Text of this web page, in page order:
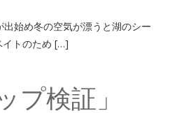
始め冬の空気が漂うと湖のシー
トのため […]
プ検証」